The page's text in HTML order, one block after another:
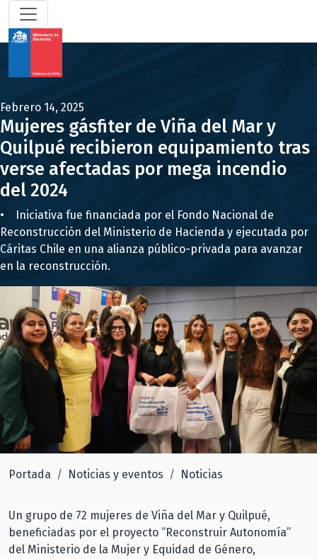
Febrero 14, 2025
Mujeres gásfiter de Viña del Mar y
Quilpué recibieron equipamiento tras
verse afectadas por mega incendio
del 2024
• Iniciativa fue financiada por el Fondo Nacional de
Reconstrucción del Ministerio de Hacienda y ejecutada por
Cáritas Chile en una alianza público-privada para avanzar
en la reconstrucción.
Portada Noticias y eventos Noticias
Un grupo de 72 mujeres de Viña del Mar y Quilpué,
beneficiadas por el proyecto “Reconstruir Autonomía”
del Ministerio de la Mujer y Equidad de Género,